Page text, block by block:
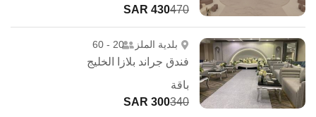
470
430 SAR
بلدية الملز 20 - 60
فندق جراند بلازا الخليج
باقة
340
300 SAR